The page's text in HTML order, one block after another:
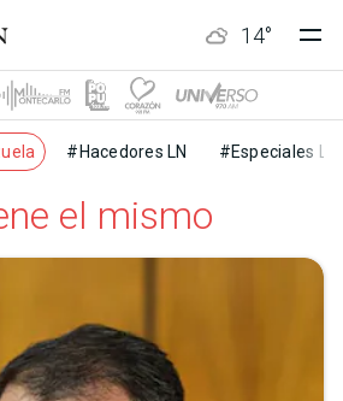
14°
#Hacedores LN #Especiales LN
el mismo